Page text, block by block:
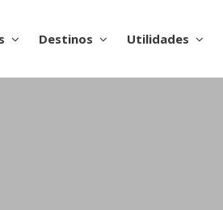
Destinos Utilidades